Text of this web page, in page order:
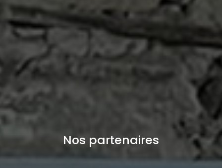
Nos partenaires